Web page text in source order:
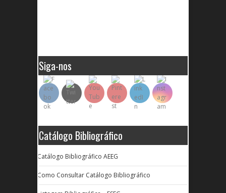
Siga-nos
Catálogo Bibliográfico
Catálogo Bibliográfico AEEG
Como Consultar Catálogo Bibliográfico